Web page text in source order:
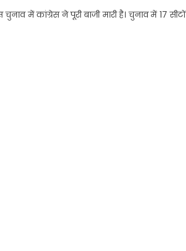
में कांग्रेस ने पूरी बाजी मारी है। चुनाव में 17